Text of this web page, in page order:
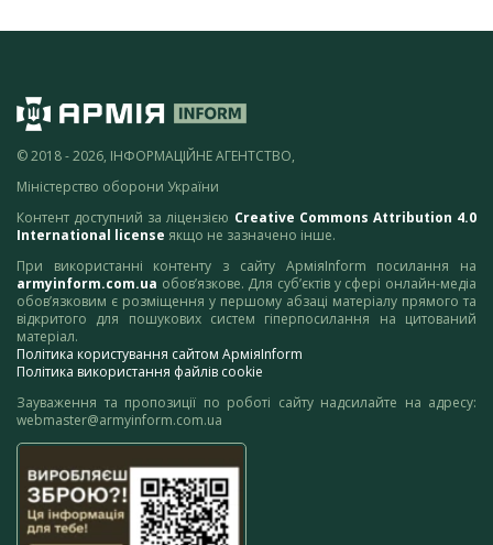
© 2018 - 2026, ІНФОРМАЦІЙНЕ АГЕНТСТВО,
Міністерство оборони України
Контент доступний за ліцензією Creative Commons Attribution 4.0
International license якщо не зазначено інше.
При використанні контенту з сайту АрміяInform посилання на
armyinform.com.ua обов’язкове. Для суб’єктів у сфері онлайн-медіа
обов’язковим є розміщення у першому абзаці матеріалу прямого та
відкритого для пошукових систем гіперпосилання на цитований
матеріал.
Політика користування сайтом АрміяInform
Політика використання файлів cookie
Зауваження та пропозиції по роботі сайту надсилайте на адресу:
webmaster@armyinform.com.ua